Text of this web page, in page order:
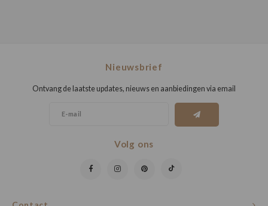
Nieuwsbrief
Ontvang de laatste updates, nieuws en aanbiedingen via email
Volg ons